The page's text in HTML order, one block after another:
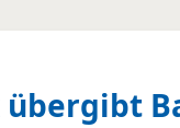
übergibt